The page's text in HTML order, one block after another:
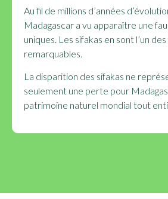
Au fil de millions d’années
Madagascar a vu apparaître une
uniques. Les sifakas en sont l’un
remarquables.
La disparition des sifakas ne
seulement une perte pour
patrimoine naturel mondial tout